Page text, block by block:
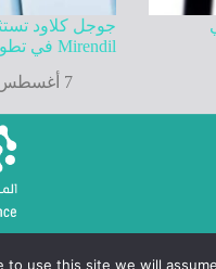
Mirendil في تطوير ذكاء اصطناعي ذاتي التحسين
7 أغسطس, 2026
use this site we will